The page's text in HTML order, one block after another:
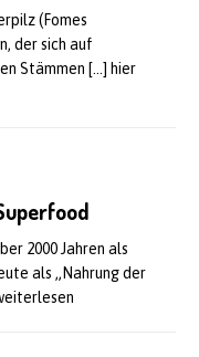
(Fomes
der sich auf
Stämmen […] hier
2000 Jahren als
als „Nahrung der